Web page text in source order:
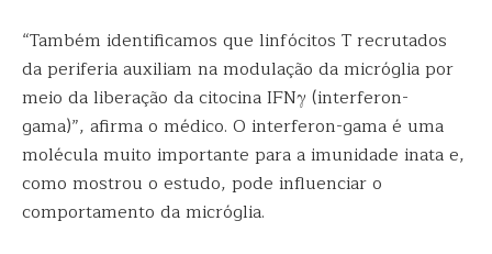
“Também identificamos que linfócitos T recrutados
da periferia auxiliam na modulação da micróglia por
meio da liberação da citocina IFNγ (interferon-
gama)”, afirma o médico. O interferon-gama é uma
molécula muito importante para a imunidade inata e,
como mostrou o estudo, pode influenciar o
comportamento da micróglia.